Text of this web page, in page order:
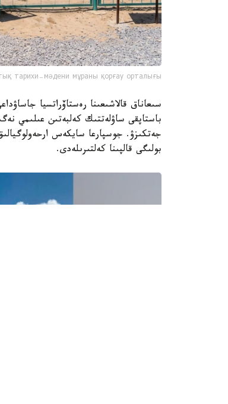
тарихи-мәдени мұраны қорғау орталығы
سىعاناق قالاشىعىنا رەستاۆراتسيا
باستاپقى ساۋلەتتىك كەلبەتىن عىلىمي
بولىگى قالپىنا كەلتىرىلەدى.